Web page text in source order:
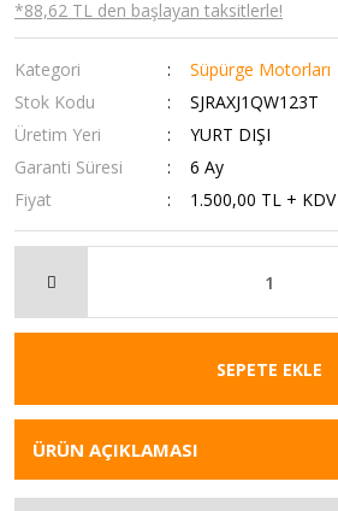
*88,62 TL den başlayan taksitlerle!
Kategori
Süpürge Motorları
Stok Kodu
SJRAXJ1QW123T
Üretim Yeri
YURT DIŞI
Garanti Süresi
6 Ay
Fiyat
1.500,00 TL + KDV
SEPETE EKLE
ÜRÜN AÇIKLAMASI